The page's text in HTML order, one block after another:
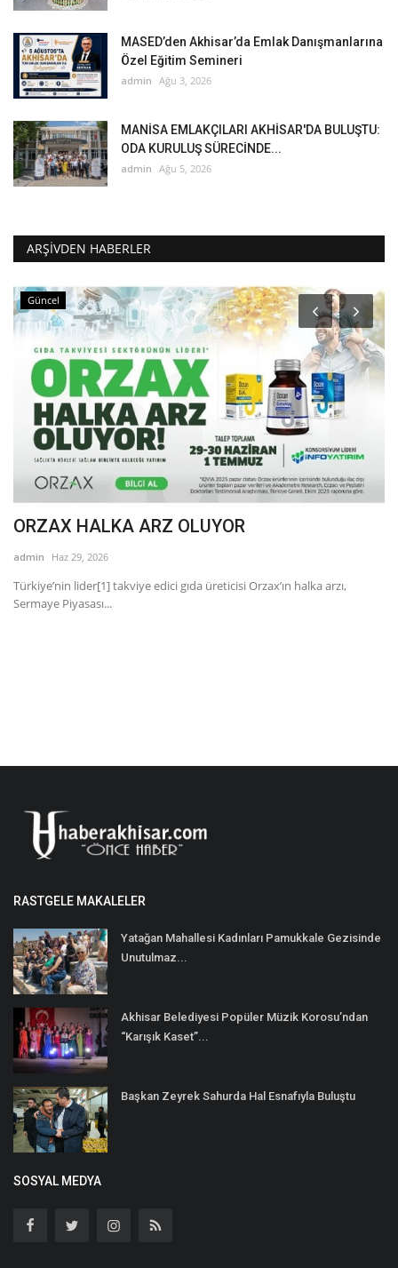
MASED’den Akhisar’da Emlak Danışmanlarına
Özel Eğitim Semineri
admin Ağu 3, 2026
MANİSA EMLAKÇILARI AKHİSAR'DA BULUŞTU:
ODA KURULUŞ SÜRECİNDE...
admin Ağu 5, 2026
ARŞIVDEN HABERLER
Güncel
ORZAX HALKA ARZ OLUYOR
admin Haz 29, 2026
Türkiye’nin lider[1] takviye edici gıda üreticisi Orzax’ın halka arzı,
Sermaye Piyasası...
RASTGELE MAKALELER
Yatağan Mahallesi Kadınları Pamukkale Gezisinde
Unutulmaz...
Akhisar Belediyesi Popüler Müzik Korosu’ndan
“Karışık Kaset”...
Başkan Zeyrek Sahurda Hal Esnafıyla Buluştu
SOSYAL MEDYA